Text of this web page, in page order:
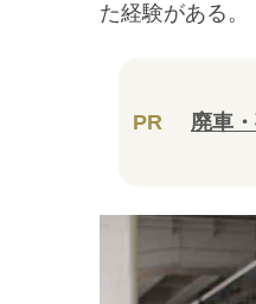
た経験がある。
PR 廃車